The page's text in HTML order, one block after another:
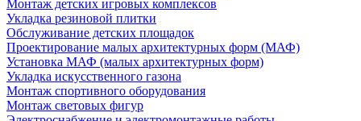
Монтаж детских игровых комплексов
Укладка резиновой плитки
Обслуживание детских площадок
Проектирование малых архитектурных форм (МАФ)
Установка МАФ (малых архитектурных форм)
Укладка искусственного газона
Монтаж спортивного оборудования
Монтаж световых фигур